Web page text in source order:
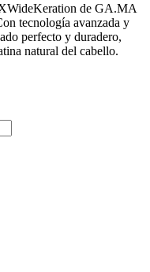
de GA.MA
tecnología avanzada y
perfecto y duradero,
natural del cabello.